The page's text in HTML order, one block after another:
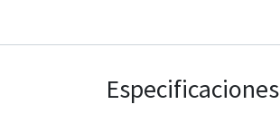
Especificaciones